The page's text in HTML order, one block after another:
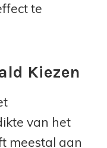
te
Kiezen
van het
meestal aan